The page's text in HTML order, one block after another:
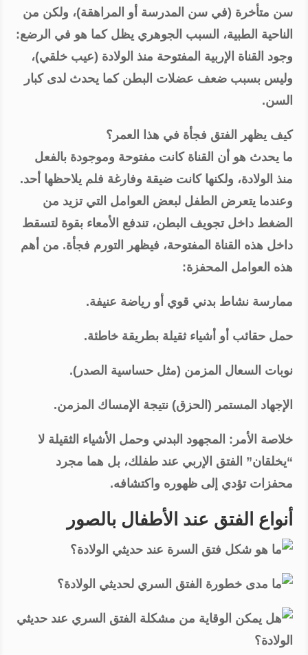
سن متأخرة (في سن المدرسة أو المراهقة)، ولكن من
الناحية الطبية، السبب الجوهري يظل كما هو في الرضع:
وجود القناة الإربية المفتوحة منذ الولادة (عيب خلقي)،
وليس بسبب ضعف عضلات البطن كما يحدث لدى كبار
السن.
كيف يظهر الفتق فجأة في هذا العمر؟
ما يحدث هو أن القناة كانت مفتوحة وموجودة بالفعل
منذ الولادة، ولكنها كانت ضيقة وفارغة فلم يلاحظها أحد.
وعندما يتعرض الطفل لبعض العوامل التي تزيد من
الضغط داخل تجويف البطن، تندفع الأمعاء بقوة لتسقط
داخل هذه القناة المفتوحة، فيظهر التورم فجأة. من أهم
هذه العوامل المحفزة:
ممارسة نشاط بدني قوي أو رياضة عنيفة.
حمل حقائب أو أشياء ثقيلة بطريقة خاطئة.
نوبات السعال المزمن (مثل حساسية الصدر).
الإجهاد المستمر (الحزق) نتيجة الإمساك المزمن.
خلاصة الأمر: المجهود البدني وحمل الأشياء الثقيلة لا
“يخلقان” الفتق الإربي عند طفلك، بل هما مجرد
محفزات تؤدي إلى ظهوره واكتشافه.
أنواع الفتق عند الأطفال بالصور